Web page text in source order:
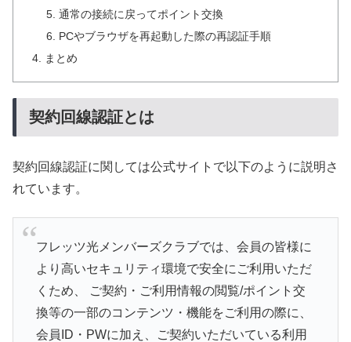
通常の接続に戻ってポイント交換
PCやブラウザを再起動した際の再認証手順
まとめ
契約回線認証とは
契約回線認証に関しては公式サイトで以下のように説明さ
れています。
フレッツ光メンバーズクラブでは、会員の皆様に
より高いセキュリティ環境で安全にご利用いただ
くため、 ご契約・ご利用情報の閲覧/ポイント交
換等の一部のコンテンツ・機能をご利用の際に、
会員ID・PWに加え、ご契約いただいている利用